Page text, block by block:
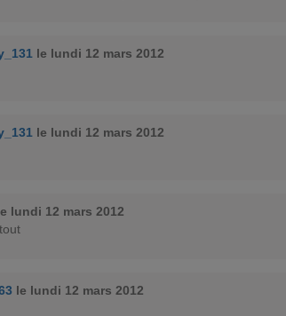
le lundi 12 mars 2012
le lundi 12 mars 2012
lundi 12 mars 2012
le lundi 12 mars 2012